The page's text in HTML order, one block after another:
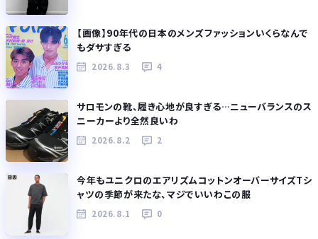
【画像】90年代の日本のメンズファッションいくらなんで
もダサすぎる
2026.8.3 4
サロモンの靴、履き心地が良すぎる…ニューバランスのス
ニーカーより全然良いわ
2026.8.2 2
今年もユニクロのエアリズムコットンオーバーサイズTシ
ャツの季節が来たな、マジでいいわこの服
2026.8.1 0